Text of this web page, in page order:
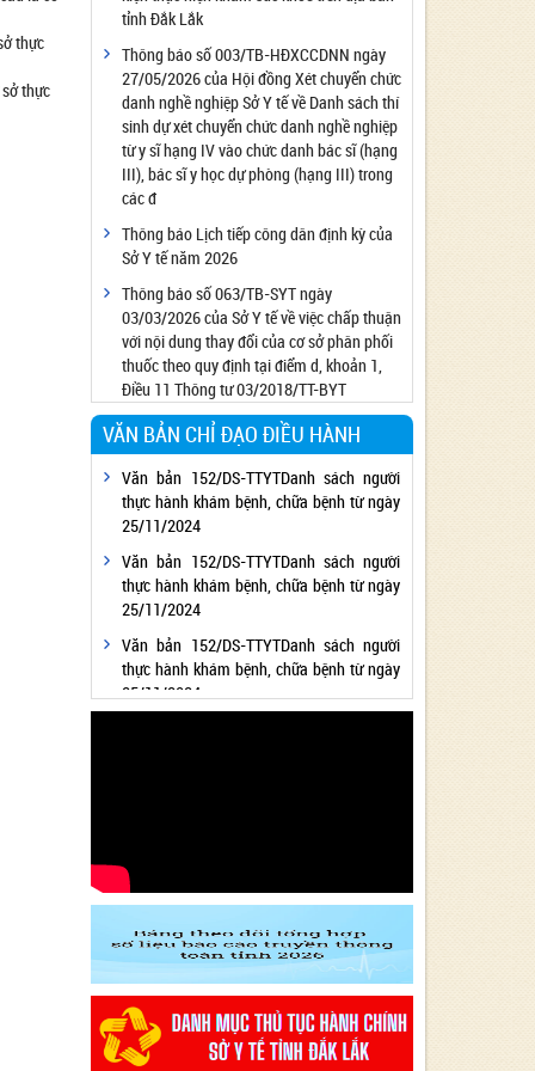
thực
thực
Công bố đủ điều kiện cung cấp dịch vụ diệt
côn trùng, diệt khuẩn bằng chế phẩm
Công bố cơ sở đủ điều kiện quan trắc môi
trường lao động
Công bố hồ sơ về trang thiết bị y tế
Công bố cơ sở đủ điều kiện tiêm chủng
Cơ sở Massage đủ điều kiện hoạt động
Cơ sở thẩm mỹ đủ điều kiện hoạt động
tỉnh Đắk Lắk
Thông báo số 003/TB-HĐXCCDNN ngày
27/05/2026 của Hội đồng Xét chuyển chức
danh nghề nghiệp Sở Y tế về Danh sách thí
sinh dự xét chuyển chức danh nghề nghiệp
từ y sĩ hạng IV vào chức danh bác sĩ (hạng
III), bác sĩ y học dự phòng (hạng III) trong
các đ
Thông báo Lịch tiếp công dân định kỳ của
Sở Y tế năm 2026
Thông báo số 063/TB-SYT ngày
03/03/2026 của Sở Y tế về việc chấp thuận
với nội dung thay đổi của cơ sở phân phối
thuốc theo quy định tại điểm d, khoản 1,
Điều 11 Thông tư 03/2018/TT-BYT
VĂN BẢN CHỈ ĐẠO ĐIỀU HÀNH
Văn bản 152/DS-TTYTDanh sách người
thực hành khám bệnh, chữa bệnh từ ngày
25/11/2024
Văn bản 152/DS-TTYTDanh sách người
thực hành khám bệnh, chữa bệnh từ ngày
25/11/2024
Văn bản 152/DS-TTYTDanh sách người
thực hành khám bệnh, chữa bệnh từ ngày
25/11/2024
2024 - Lĩnh vực Y tế
Văn bản 24/KH-SYT về việc thực hiện
Chương trình hành động thực hiện Nghị
quyết số 01/NQ-CP ngày 05/01/2024 của
Chính phủ về nhiệm vụ, giải pháp chủ yếu
thực hiện Kế hoạch phát triển kinh tế - xã
hội và Dự toán ngân sách nhà nước năm
2024 - Lĩnh vực Y tế